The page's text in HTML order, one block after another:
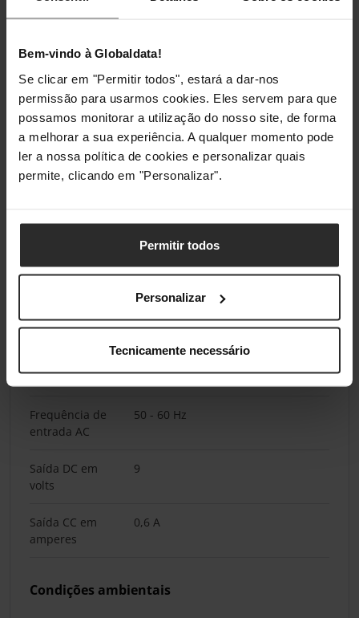
Bem-vindo à Globaldata!
Se clicar em "Permitir todos", estará a dar-nos
permissão para usarmos cookies. Eles servem para que
possamos monitorar a utilização do nosso site, de forma
a melhorar a sua experiência. A qualquer momento pode
ler a nossa política de cookies e personalizar quais
permite, clicando em "Personalizar".
Permitir todos
Personalizar
Tecnicamente necessário
vídeo
segurança
PSK
Tipo de
notificação de
alerta
Mensagem de texto de alerta
Funcionalidades de gestão
Gestão de energia
alimentação
AC, DC
entrada AC
Frequência de
entrada AC
50 - 60 Hz
Saída DC em
volts
9
Saída CC em
amperes
0,6 A
Condições ambientais